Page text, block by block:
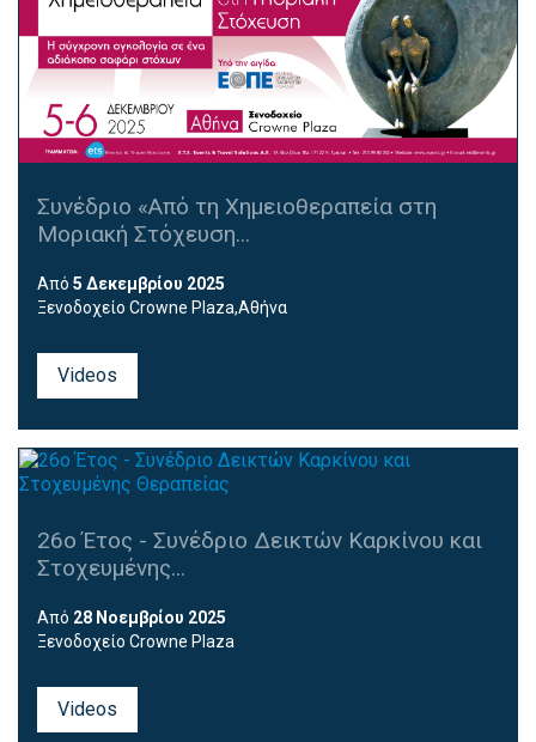
Συνέδριο «Από τη Χημειοθεραπεία στη
Μοριακή Στόχευση...
Από 5 Δεκεμβρίου 2025
Ξενοδοχείο Crowne Plaza,Αθήνα
Videos
26ο Έτος - Συνέδριο Δεικτών Καρκίνου και
Στοχευμένης...
Από 28 Νοεμβρίου 2025
Ξενοδοχείο Crowne Plaza
Videos